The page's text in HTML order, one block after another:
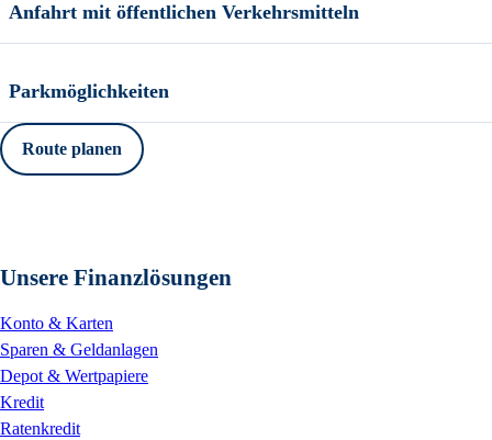
Anfahrt mit öffentlichen Verkehrsmitteln
Parkmöglichkeiten
Route planen
Unsere Finanzlösungen
Konto & Karten
Sparen & Geldanlagen
Depot & Wertpapiere
Kredit
Ratenkredit